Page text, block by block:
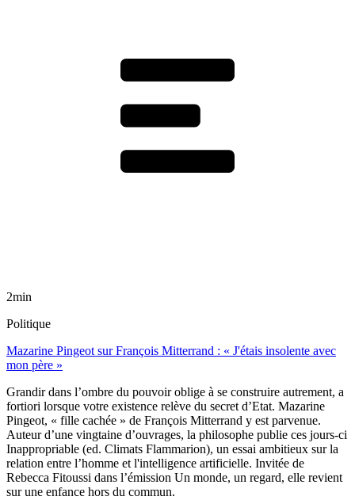
2min
Politique
Mazarine Pingeot sur François Mitterrand : « J'étais insolente avec
mon père »
Grandir dans l’ombre du pouvoir oblige à se construire autrement, a
fortiori lorsque votre existence relève du secret d’Etat. Mazarine
Pingeot, « fille cachée » de François Mitterrand y est parvenue.
Auteur d’une vingtaine d’ouvrages, la philosophe publie ces jours-ci
Inappropriable (ed. Climats Flammarion), un essai ambitieux sur la
relation entre l’homme et l'intelligence artificielle. Invitée de
Rebecca Fitoussi dans l’émission Un monde, un regard, elle revient
sur une enfance hors du commun.